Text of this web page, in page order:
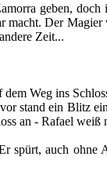
geben,
Der
Zeit...
Weg ins
stand ein Blitz
an - Rafael weiß
spürt, auch